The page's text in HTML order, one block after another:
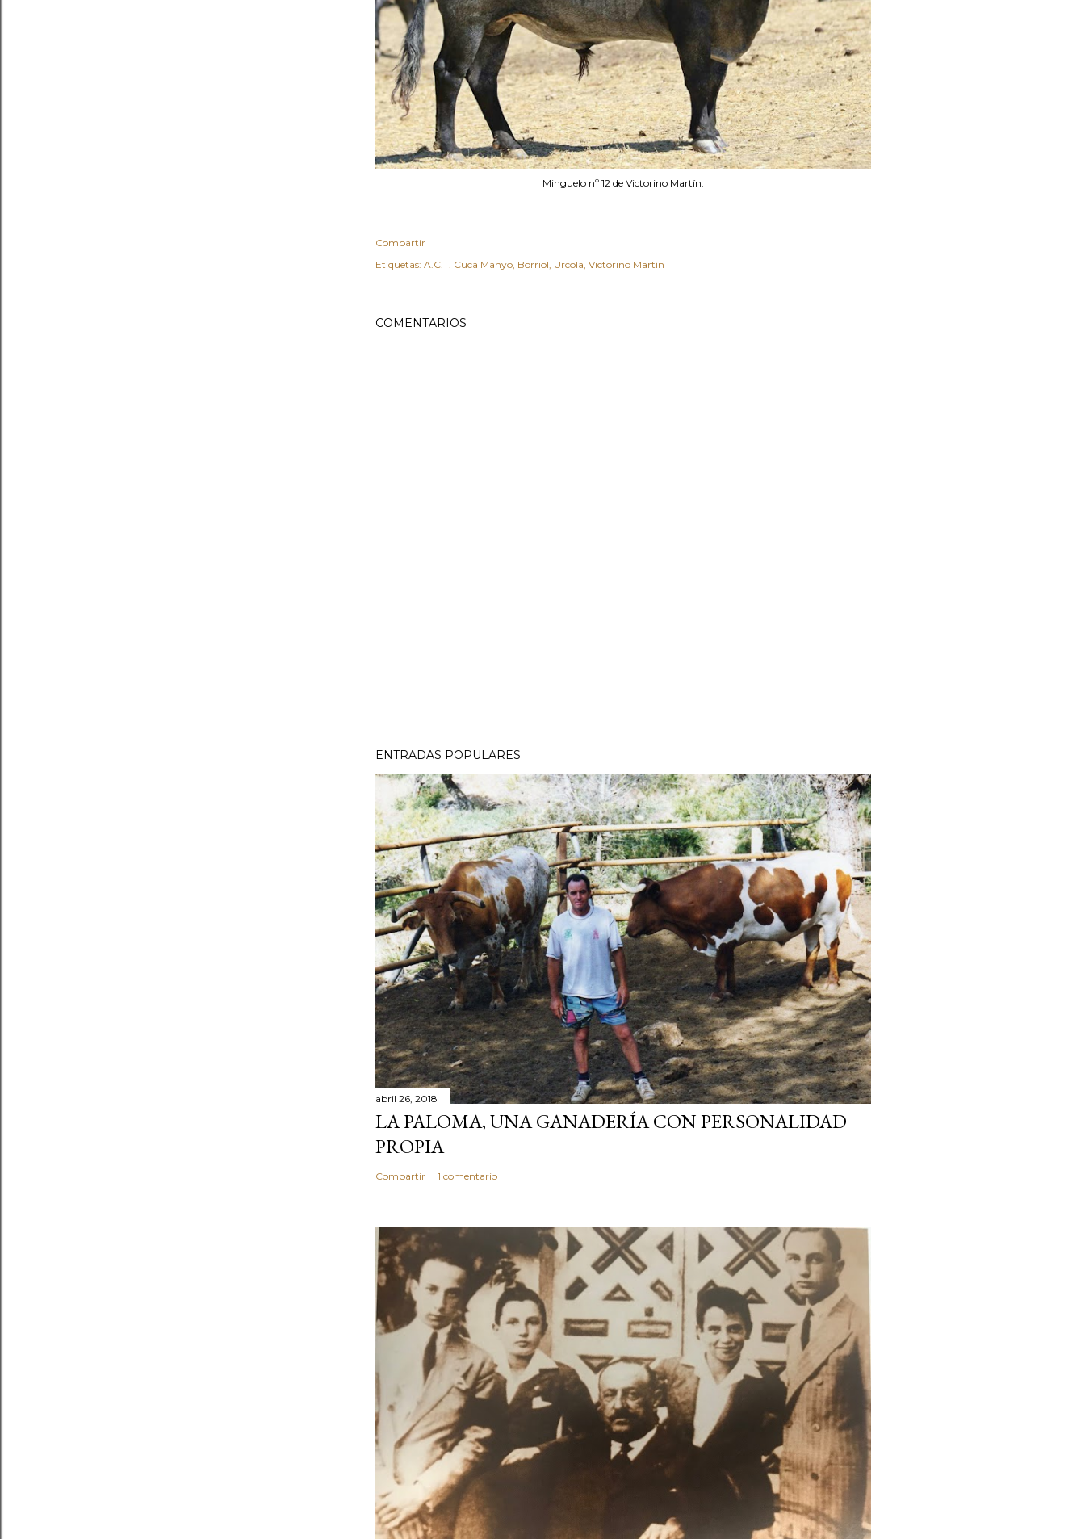
Minguelo nº 12 de Victorino Martín.
Compartir
Etiquetas: A.C.T. Cuca Manyo Borriol Urcola Victorino Martín
COMENTARIOS
ENTRADAS POPULARES
abril 26, 2018
LA PALOMA, UNA GANADERÍA CON PERSONALIDAD
PROPIA
Compartir 1 comentario